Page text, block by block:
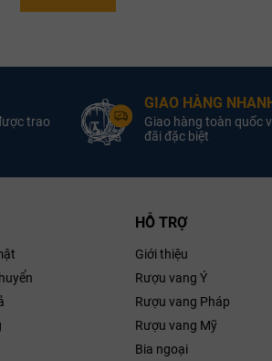
vị phức tạp và kết cấu mượt mà.
Burlotto
Giống Nho:
Nebbiolo
Nồng Độ:
14.5% ABV
trao
GIAO HÀNG
Giao hàng toàn quốc
đãi đặc biệt
HỖ TRỢ
Giới thiệu
Rượu vang Ý
Rượu vang Pháp
Rượu vang Mỹ
Bia ngoại